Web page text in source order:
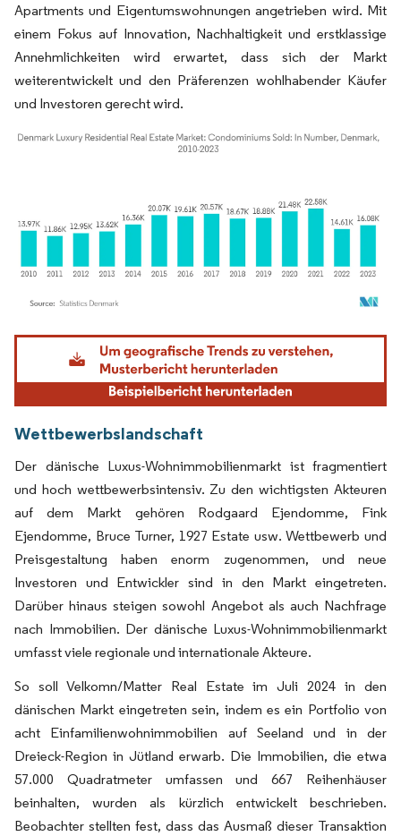
Apartments und Eigentumswohnungen angetrieben wird. Mit
einem Fokus auf Innovation, Nachhaltigkeit und erstklassige
Annehmlichkeiten wird erwartet, dass sich der Markt
weiterentwickelt und den Präferenzen wohlhabender Käufer
und Investoren gerecht wird.
Bild © Mordor Intelligence. Wiederverwendung erfordert Namensnennung gemäß
Wettbewerbslandschaft
Der dänische Luxus-Wohnimmobilienmarkt ist fragmentiert
und hoch wettbewerbsintensiv. Zu den wichtigsten Akteuren
auf dem Markt gehören Rodgaard Ejendomme, Fink
Ejendomme, Bruce Turner, 1927 Estate usw. Wettbewerb und
Preisgestaltung haben enorm zugenommen, und neue
Investoren und Entwickler sind in den Markt eingetreten.
Darüber hinaus steigen sowohl Angebot als auch Nachfrage
nach Immobilien. Der dänische Luxus-Wohnimmobilienmarkt
umfasst viele regionale und internationale Akteure.
So soll Velkomn/Matter Real Estate im Juli 2024 in den
dänischen Markt eingetreten sein, indem es ein Portfolio von
acht Einfamilienwohnimmobilien auf Seeland und in der
Dreieck-Region in Jütland erwarb. Die Immobilien, die etwa
57.000 Quadratmeter umfassen und 667 Reihenhäuser
beinhalten, wurden als kürzlich entwickelt beschrieben.
Beobachter stellten fest, dass das Ausmaß dieser Transaktion